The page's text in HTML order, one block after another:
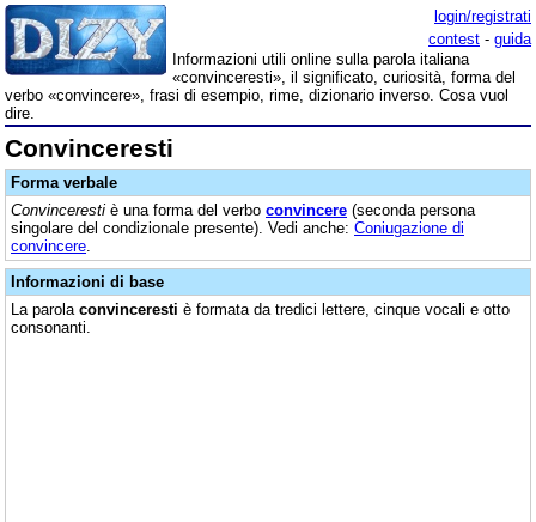
login/registrati
contest - guida
Informazioni utili online sulla parola italiana
«convinceresti», il significato, curiosità, forma del
verbo «convincere», frasi di esempio, rime, dizionario inverso. Cosa vuol
dire.
Convinceresti
Forma verbale
Convinceresti è una forma del verbo convincere (seconda persona
singolare del condizionale presente). Vedi anche: Coniugazione di
convincere
Informazioni di base
La parola convinceresti è formata da tredici lettere, cinque vocali e otto
consonanti.